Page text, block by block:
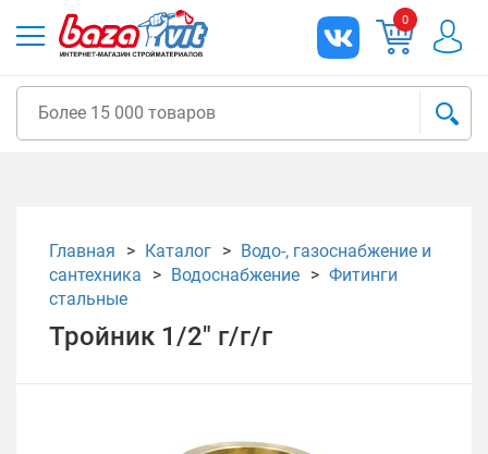
0
Главная Каталог
Водо-, газоснабжение и
сантехника
Водоснабжение
Фитинги
стальные
Тройник 1/2" г/г/г